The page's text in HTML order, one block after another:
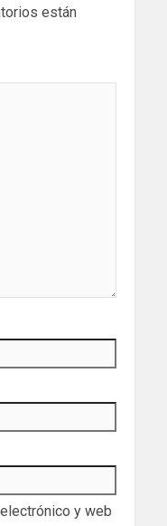
están
y web